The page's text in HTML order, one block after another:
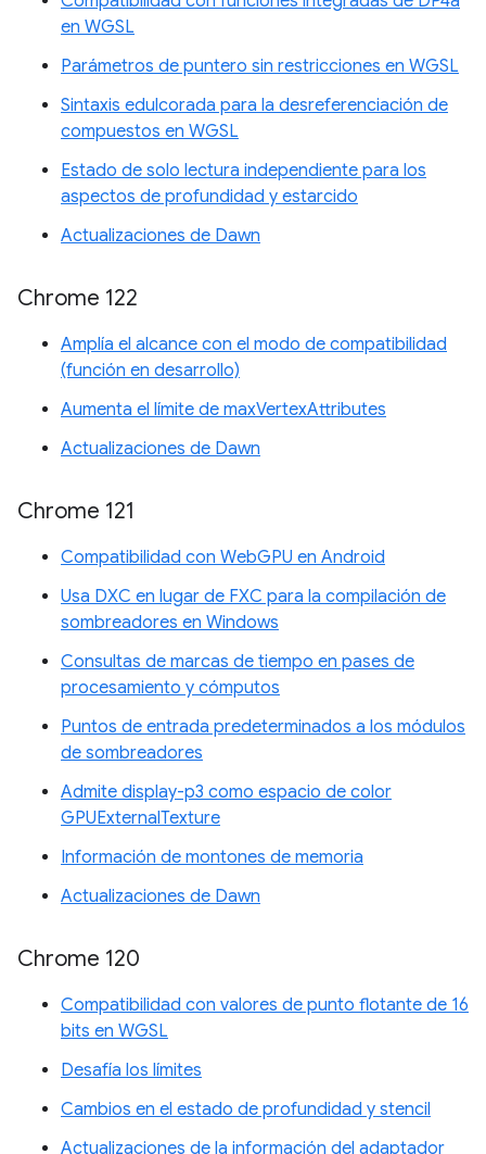
en WGSL
Parámetros de puntero sin restricciones en WGSL
Sintaxis edulcorada para la desreferenciación de
compuestos en WGSL
Estado de solo lectura independiente para los
aspectos de profundidad y estarcido
Actualizaciones de Dawn
Chrome 122
Amplía el alcance con el modo de compatibilidad
(función en desarrollo)
Aumenta el límite de maxVertexAttributes
Actualizaciones de Dawn
Chrome 121
Compatibilidad con WebGPU en Android
Usa DXC en lugar de FXC para la compilación de
sombreadores en Windows
Consultas de marcas de tiempo en pases de
procesamiento y cómputos
Puntos de entrada predeterminados a los módulos
de sombreadores
Admite display-p3 como espacio de color
GPUExternalTexture
Información de montones de memoria
Actualizaciones de Dawn
Chrome 120
Compatibilidad con valores de punto flotante de 16
bits en WGSL
Desafía los límites
Cambios en el estado de profundidad y stencil
Actualizaciones de la información del adaptador